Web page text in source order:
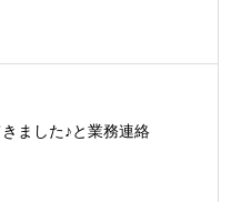
ました♪と業務連絡